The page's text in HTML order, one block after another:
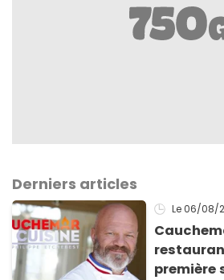
Derniers articles
Le 06/08/
première